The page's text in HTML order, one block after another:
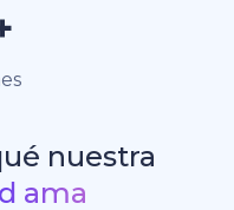
nuestra
ama